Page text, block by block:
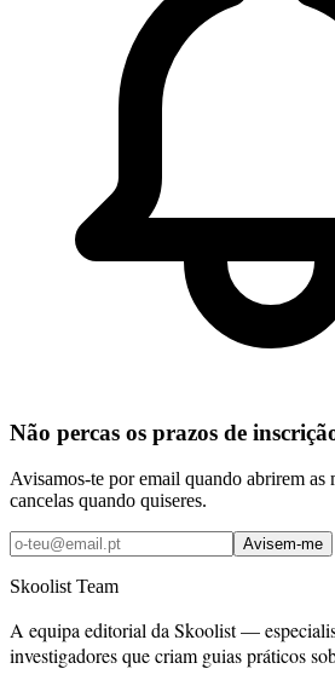
Não percas os prazos de
Avisamos-te por email quando abrirem as
cancelas quando quiseres.
Avisem-me
Skoolist Team
A equipa editorial da Skoolist —
investigadores que criam guias práticos